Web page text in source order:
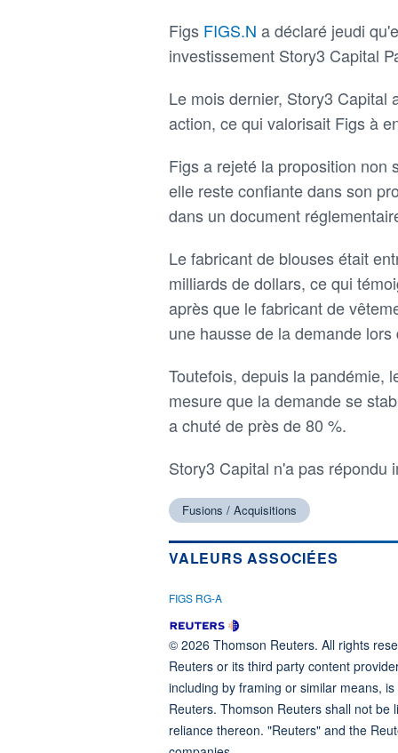
Figs FIGS.N a déclaré jeudi
investissement Story3 Capital
Le mois dernier, Story3 Capital
action, ce qui valorisait Figs à
Figs a rejeté la proposition non
elle reste confiante dans son
dans un document
Le fabricant de blouses était
milliards de dollars, ce qui
après que le fabricant de
une hausse de la demande
Toutefois, depuis la pandémie,
mesure que la demande se
a chuté de près de 80 %.
Story3 Capital n'a pas répondu
Fusions / Acquisitions
VALEURS ASSOCIÉES
FIGS RG-A
© 2026 Thomson Reuters. All rights
Reuters or its third party content
including by framing or similar means,
Reuters. Thomson Reuters shall not
reliance thereon. "Reuters" and the